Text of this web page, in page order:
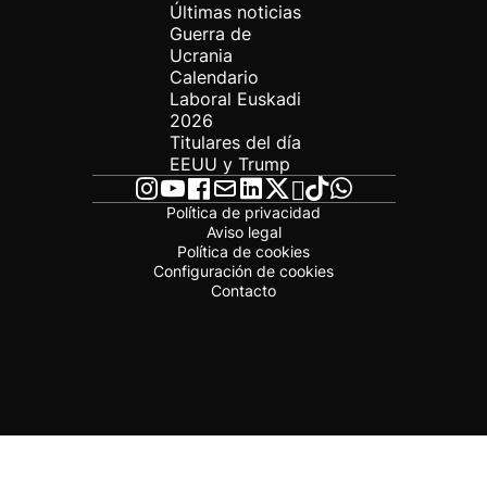
Últimas noticias
Guerra de
Ucrania
Calendario
Laboral Euskadi
2026
Titulares del día
EEUU y Trump
Política de privacidad
Aviso legal
Política de cookies
Configuración de cookies
Contacto